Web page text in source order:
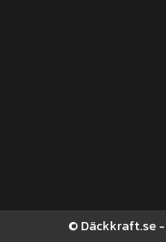
© Däckkraft.se